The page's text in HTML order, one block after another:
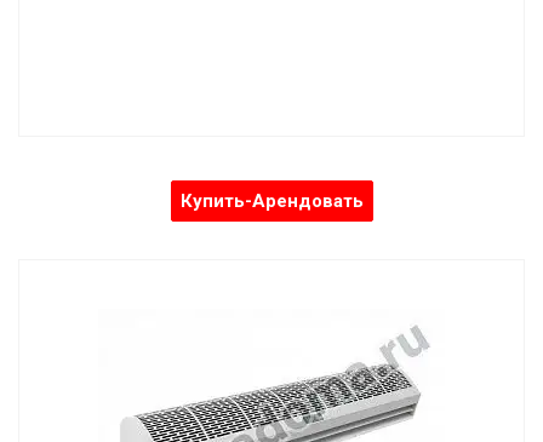
Купить-Арендовать
Электрическая воздушно-тепловая завеса ТЗ 12
Мощность: 12,0 кВт